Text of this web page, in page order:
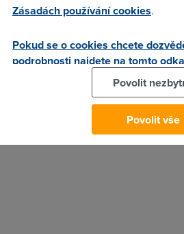
nefunguje na operačních systémech
v posledních verzích, tedy Operu,
Redakce DSL.cz
Zásadách používání cookies.
Pokud se o cookies chcete
podrobnosti najdete na tomto
Povolit
Povolit vše